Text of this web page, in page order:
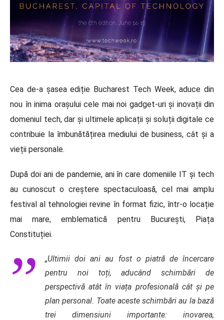
Cea de-a șasea ediție Bucharest Tech Week, aduce din
nou în inima orașului cele mai noi gadget-uri și inovații din
domeniul tech, dar și ultimele aplicații și soluții digitale ce
contribuie la îmbunătățirea mediului de business, cât și a
vieții personale.
După doi ani de pandemie, ani în care domeniile IT și tech
au cunoscut o creștere spectaculoasă, cel mai amplu
festival al tehnologiei revine în format fizic, într-o locație
mai mare, emblematică pentru București, Piața
Constituției.
„Ultimii doi ani au fost o piatră de încercare
pentru noi toți, aducând schimbări de
perspectivă atât în viața profesională cât și pe
plan personal. Toate aceste schimbări au la bază
trei dimensiuni importante: inovarea,